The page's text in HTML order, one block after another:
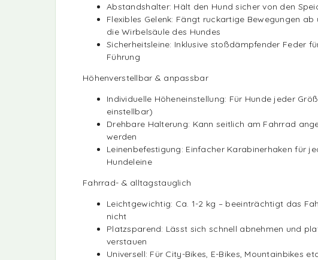
Abstandshalter: Hält den Hund sicher von den
Flexibles Gelenk: Fängt ruckartige Bewegungen ab
die Wirbelsäule des Hundes
Sicherheitsleine: Inklusive stoßdämpfender Feder
Führung
Höhenverstellbar & anpassbar
Individuelle Höheneinstellung: Für Hunde jeder
einstellbar)
Drehbare Halterung: Kann seitlich am Fahrrad
werden
Leinenbefestigung: Einfacher Karabinerhaken für
Hundeleine
Fahrrad- & alltagstauglich
Leichtgewichtig: Ca. 1-2 kg – beeinträchtigt das
nicht
Platzsparend: Lässt sich schnell abnehmen und
verstauen
Universell: Für City-Bikes, E-Bikes, Mountainbikes